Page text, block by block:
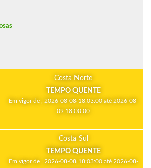
Costa Norte
TEMPO QUENTE
Em vigor de , 2026-08-08 18:03:00 até 2026-08-
09 18:00:00
Costa Sul
TEMPO QUENTE
Em vigor de , 2026-08-08 18:03:00 até 2026-08-